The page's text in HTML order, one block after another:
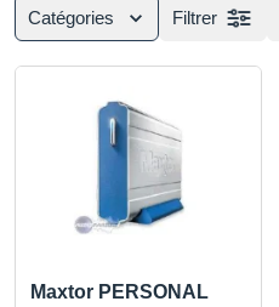
Catégories Filtrer
Maxtor PERSONAL